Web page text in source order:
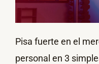
Pisa fuerte en el
personal en 3